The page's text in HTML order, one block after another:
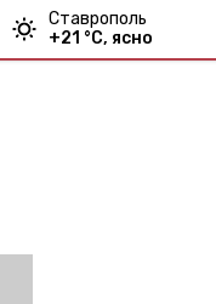
Ставрополь
+21 °С, ясно